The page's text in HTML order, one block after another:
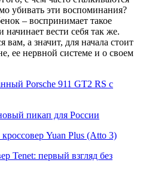
убивать эти воспоминания?
– воспринимает такое
вести себя так же.
вам, а значит, для начала стоит
ее нервной системе и о своем
Porsche 911 GT2 RS с
пикап для России
Yuan Plus (Atto 3)
Tenet: первый взгляд без